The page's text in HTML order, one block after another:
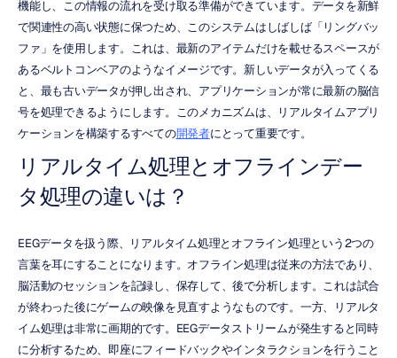
機能し、この情報の流れを受け取る準備ができています。データを新鮮
で関連性の高い状態に保つため、このシステムはしばしば「リングバッ
ファ」を使用します。これは、最新のアイテムだけを載せるスペースが
あるベルトコンベアのようなイメージです。新しいデータが入ってくる
と、最も古いデータが押し出され、アプリケーションが常に最新の脳信
号を処理できるようにします。このメカニズムは、リアルタイムアプリ
ケーションを構築するすべての開発者にとって重要です。
リアルタイム処理とオフラインデー
タ処理の違いは？
EEGデータを扱う際、リアルタイム処理とオフライン処理という2つの
言葉を耳にすることになります。オフライン処理は従来の方法であり、
脳活動のセッションを記録し、保存して、後で分析します。これは試合
が終わった後にゲームの映像を見直すようなものです。一方、リアルタ
イム処理は非常に画期的です。EEGデータストリームが発生すると同時
に分析するため、即座にフィードバックやインタラクションを行うこと